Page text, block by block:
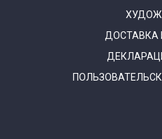
ДОСТАВКА